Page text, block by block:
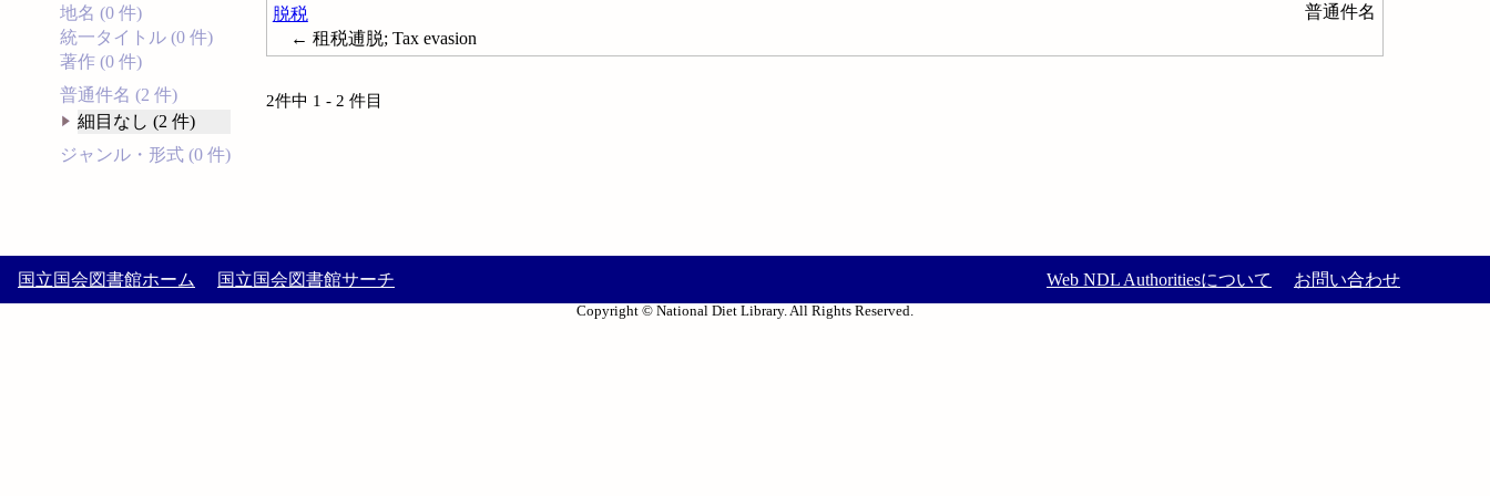
地名 (0 件)
統一タイトル (0 件)
著作 (0 件)
普通件名 (2 件)
細目なし (2 件)
ジャンル・形式 (0 件)
脱税
普通件名
← 租税逋脱; Tax evasion
2件中 1 - 2 件目
国立国会図書館ホーム 国立国会図書館サーチ Web NDL Authoritiesについて お問い合わせ
Copyright © National Diet Library. All Rights Reserved.